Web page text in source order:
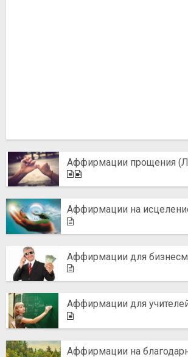
Аффирмации прощения
Аффирмации на
Аффирмации для
Аффирмации для
Аффирмации на